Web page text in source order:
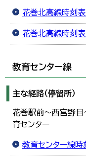
花巻北高線時刻
花巻北高線時刻表
教育センター線
主な経路（停留所）
花巻駅前～西宮野
育センター
教育センター線時